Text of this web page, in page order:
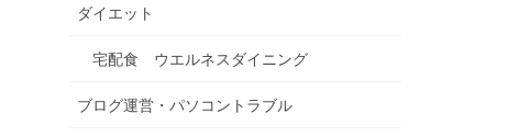
ダイエット
宅配食 ウエルネスダイニング
ブログ運営・パソコントラブル